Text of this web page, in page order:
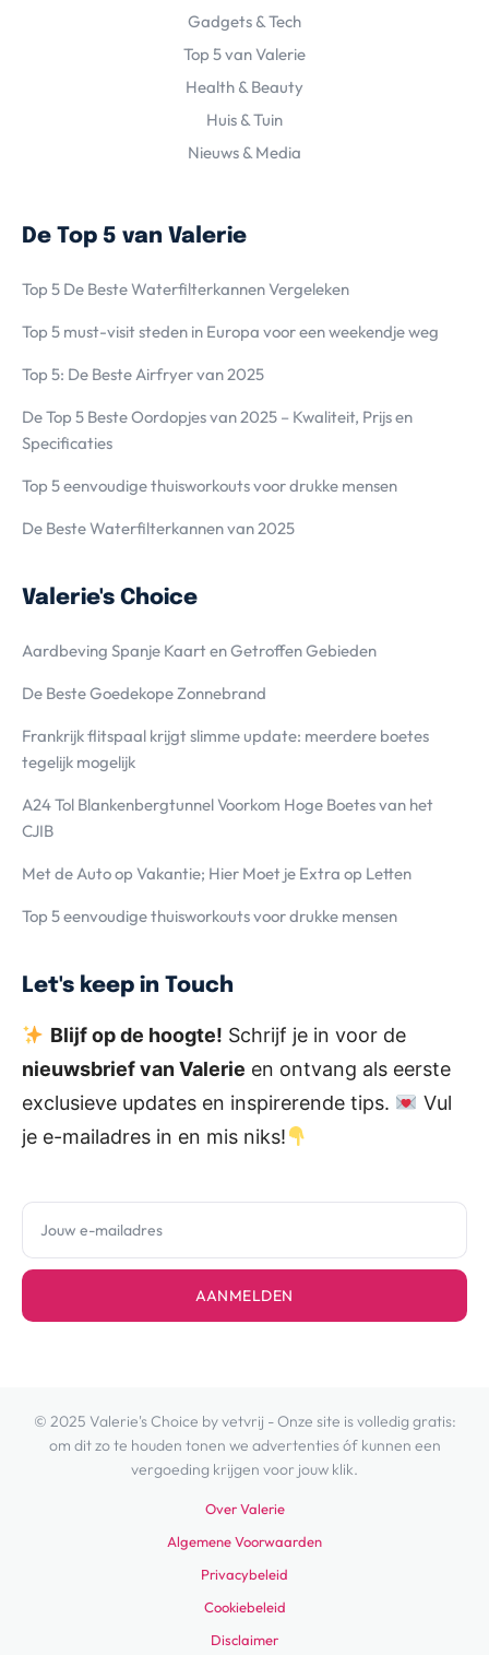
Gadgets & Tech
Top 5 van Valerie
Health & Beauty
Huis & Tuin
Nieuws & Media
De Top 5 van Valerie
Top 5 De Beste Waterfilterkannen Vergeleken
Top 5 must-visit steden in Europa voor een weekendje weg
Top 5: De Beste Airfryer van 2025
De Top 5 Beste Oordopjes van 2025 – Kwaliteit, Prijs en
Specificaties
Top 5 eenvoudige thuisworkouts voor drukke mensen
De Beste Waterfilterkannen van 2025
Valerie's Choice
Aardbeving Spanje Kaart en Getroffen Gebieden
De Beste Goedekope Zonnebrand
Frankrijk flitspaal krijgt slimme update: meerdere boetes
tegelijk mogelijk
A24 Tol Blankenbergtunnel Voorkom Hoge Boetes van het
CJIB
Met de Auto op Vakantie; Hier Moet je Extra op Letten
Top 5 eenvoudige thuisworkouts voor drukke mensen
Let's keep in Touch
Blijf op de hoogte! Schrijf je in voor de
nieuwsbrief van Valerie en ontvang als eerste
exclusieve updates en inspirerende tips.
Vul
je e-mailadres in en mis niks!
AANMELDEN
© 2025 Valerie's Choice by vetvrij - Onze site is volledig gratis:
om dit zo te houden tonen we advertenties óf kunnen een
vergoeding krijgen voor jouw klik.
Over Valerie
Algemene Voorwaarden
Privacybeleid
Cookiebeleid
Disclaimer